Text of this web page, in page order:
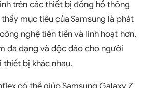
trên các thiết bị đồng hồ thông
mục tiêu của Samsung là phát
nghệ tiên tiến và linh hoạt hơn,
đa dạng và độc đáo cho người
thiết bị khác nhau.